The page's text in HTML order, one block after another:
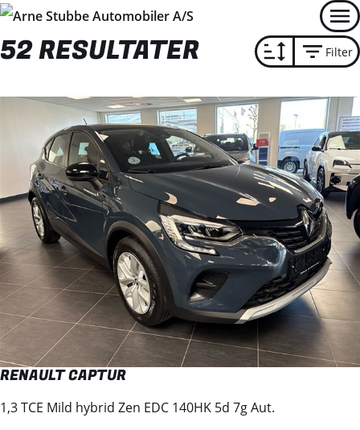
52 RESULTATER Filter
RENAULT CAPTUR
1,3 TCE Mild hybrid Zen EDC 140HK 5d 7g Aut.